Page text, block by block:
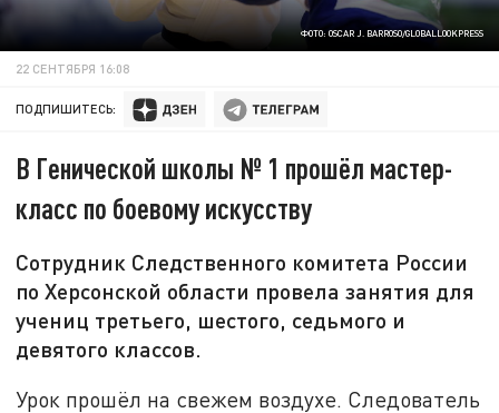
ФОТО: OSCAR J. BARROSO/GLOBALLOOKPRESS
22 СЕНТЯБРЯ 16:08
ПОДПИШИТЕСЬ:
В Генической школы № 1 прошёл мастер-
класс по боевому искусству
Сотрудник Следственного комитета России
по Херсонской области провела занятия для
учениц третьего, шестого, седьмого и
девятого классов.
Урок прошёл на свежем воздухе. Следователь